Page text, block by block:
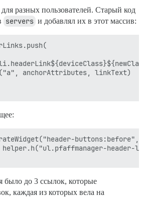
разных пользователей. Старый код
servers и добавлял их в этот массив:
anchorAttributes, linkText)
buttons:before",
header-
было до 3 ссылок, которые
каждая из которых вела на